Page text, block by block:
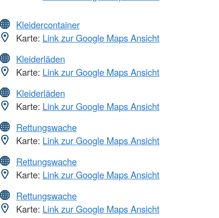
Kleidercontainer
Karte: Link zur Google Maps Ansicht
Kleiderläden
Karte: Link zur Google Maps Ansicht
Kleiderläden
Karte: Link zur Google Maps Ansicht
Rettungswache
Karte: Link zur Google Maps Ansicht
Rettungswache
Karte: Link zur Google Maps Ansicht
Rettungswache
Karte: Link zur Google Maps Ansicht